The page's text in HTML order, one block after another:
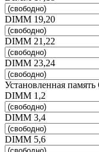
DIMM 19,20
DIMM 21,22
DIMM 23,24
Установленная
DIMM 1,2
DIMM 3,4
DIMM 5,6